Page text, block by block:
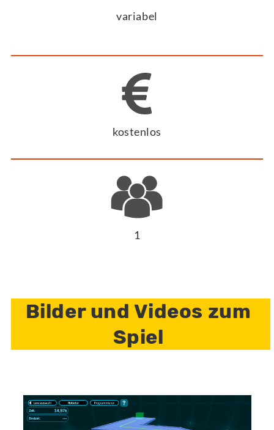
variabel
kostenlos
1
Bilder und Videos zum
Spiel